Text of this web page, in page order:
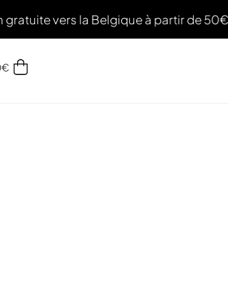
la Belgique à partir de 50€ d'achat
€